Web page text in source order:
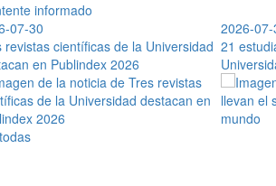
informado
07-30
revistas científicas de la Universidad
en Publindex 2026
2026-07-
21
Adaptación al cambio, transformaciones
hacia el crecimiento personal
Abril de 2021
Las